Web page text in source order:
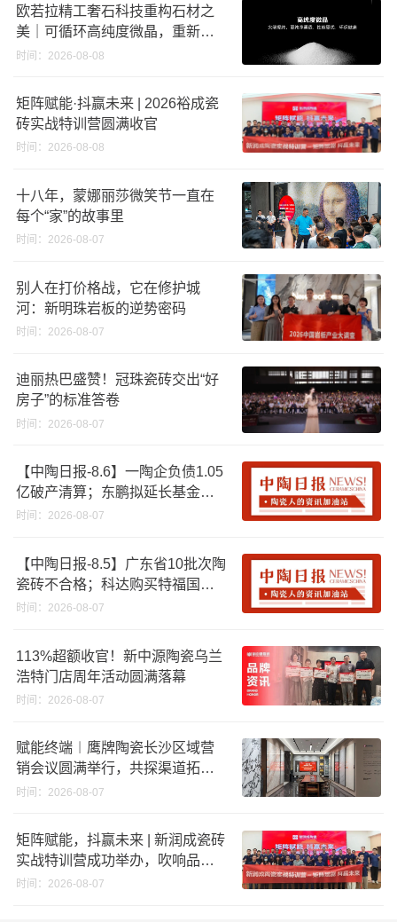
欧若拉精工奢石科技重构石材之
美｜可循环高纯度微晶，重新定
义高端奢石原料
时间：2026-08-08
矩阵赋能·抖赢未来 | 2026裕成瓷
砖实战特训营圆满收官
时间：2026-08-08
十八年，蒙娜丽莎微笑节一直在
每个“家”的故事里
时间：2026-08-07
别人在打价格战，它在修护城
河：新明珠岩板的逆势密码
时间：2026-08-07
迪丽热巴盛赞！冠珠瓷砖交出“好
房子”的标准答卷
时间：2026-08-07
【中陶日报-8.6】一陶企负债1.05
亿破产清算；东鹏拟延长基金投
资期限；工信部开展建陶行业能
时间：2026-08-07
【中陶日报-8.5】广东省10批次陶
瓷砖不合格；科达购买特福国际
股份申请未通过；蒙娜丽莎5千万
破18亿元
时间：2026-08-07
113%超额收官！新中源陶瓷乌兰
浩特门店周年活动圆满落幕
时间：2026-08-07
赋能终端︱鹰牌陶瓷长沙区域营
销会议圆满举行，共探渠道拓展
与门店升级新路径
时间：2026-08-07
矩阵赋能，抖赢未来 | 新润成瓷砖
实战特训营成功举办，吹响品牌
秋季营销冲锋号！
时间：2026-08-07